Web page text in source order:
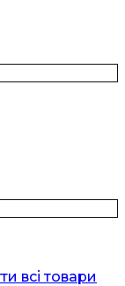
всі товари